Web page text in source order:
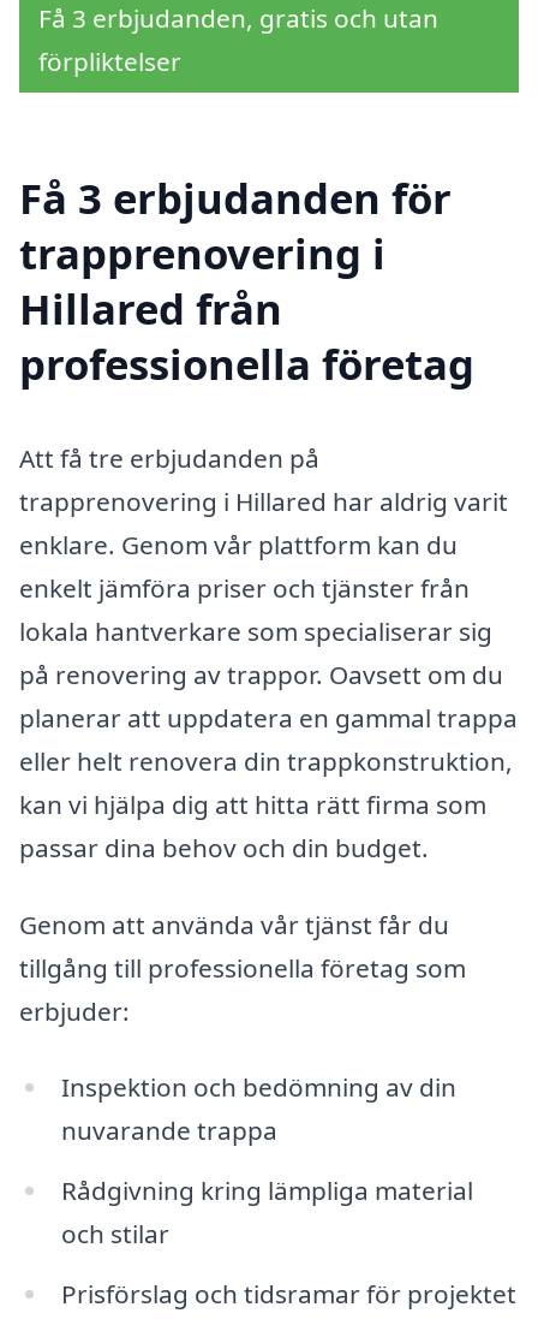
Få 3 erbjudanden, gratis och utan
förpliktelser
Få 3 erbjudanden för
trapprenovering i
Hillared från
professionella företag
Att få tre erbjudanden på
trapprenovering i Hillared har aldrig varit
enklare. Genom vår plattform kan du
enkelt jämföra priser och tjänster från
lokala hantverkare som specialiserar sig
på renovering av trappor. Oavsett om du
planerar att uppdatera en gammal trappa
eller helt renovera din trappkonstruktion,
kan vi hjälpa dig att hitta rätt firma som
passar dina behov och din budget.
Genom att använda vår tjänst får du
tillgång till professionella företag som
erbjuder:
Inspektion och bedömning av din
nuvarande trappa
Rådgivning kring lämpliga material
och stilar
Prisförslag och tidsramar för projektet